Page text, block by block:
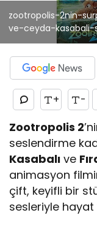
zootropolis-2nin-
ve-ceyda-kasabali-
+ -
Zootropolis 2
seslendirme
Kasabalı ve
animasyon
çift, keyifli bir
sesleriyle hayat